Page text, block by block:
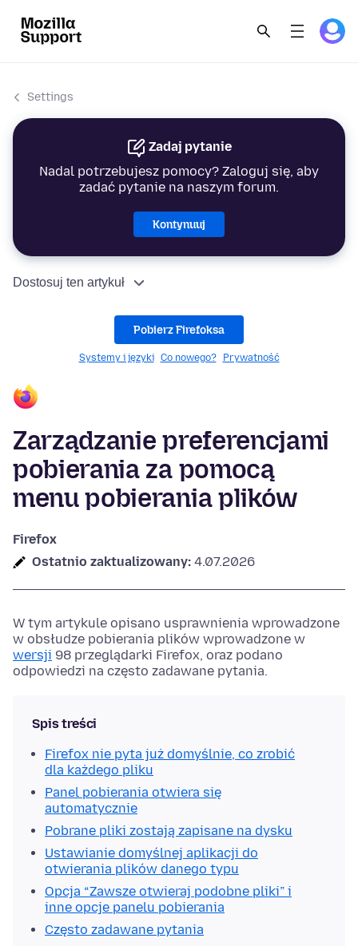
Settings
Zadaj pytanie
Nadal potrzebujesz pomocy? Zaloguj się, aby
zadać pytanie na naszym forum.
Kontynuuj
Dostosuj ten artykuł
Pobierz Firefoksa
Systemy i języki Co nowego? Prywatność
Zarządzanie preferencjami
pobierania za pomocą
menu pobierania plików
Firefox
Ostatnio zaktualizowany: 4.07.2026
W tym artykule opisano usprawnienia wprowadzone
w obsłudze pobierania plików wprowadzone w
wersji 98 przeglądarki Firefox, oraz podano
odpowiedzi na często zadawane pytania.
Spis treści
Firefox nie pyta już domyślnie, co zrobić
dla każdego pliku
Panel pobierania otwiera się
automatycznie
Pobrane pliki zostają zapisane na dysku
Ustawianie domyślnej aplikacji do
otwierania plików danego typu
Opcja “Zawsze otwieraj podobne pliki” i
inne opcje panelu pobierania
Często zadawane pytania